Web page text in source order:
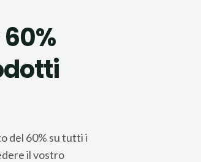
del 60% su tutti i
il vostro